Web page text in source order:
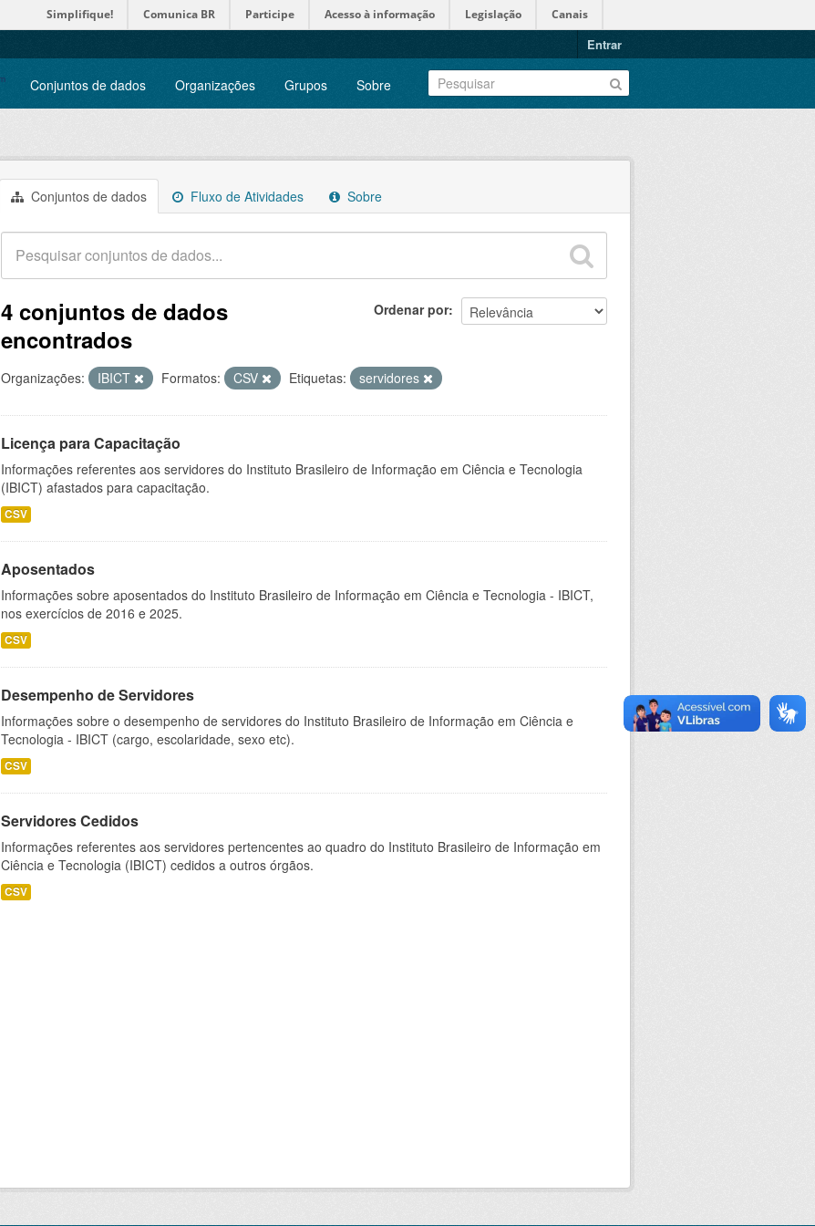
Simplifique! Comunica BR Participe Acesso à informação Legislação Canais
Entrar
Conjuntos de dados Organizações Grupos Sobre
Conjuntos de dados Fluxo de Atividades Sobre
Ordenar por
4 conjuntos de dados
encontrados
Organizações: IBICT Formatos: CSV Etiquetas: servidores
Licença para Capacitação
Informações referentes aos servidores do Instituto Brasileiro de Informação em Ciência e Tecnologia
(IBICT) afastados para capacitação.
CSV
Aposentados
Informações sobre aposentados do Instituto Brasileiro de Informação em Ciência e Tecnologia - IBICT,
nos exercícios de 2016 e 2025.
CSV
Desempenho de Servidores
Informações sobre o desempenho de servidores do Instituto Brasileiro de Informação em Ciência e
Tecnologia - IBICT (cargo, escolaridade, sexo etc).
CSV
Servidores Cedidos
Informações referentes aos servidores pertencentes ao quadro do Instituto Brasileiro de Informação em
Ciência e Tecnologia (IBICT) cedidos a outros órgãos.
CSV